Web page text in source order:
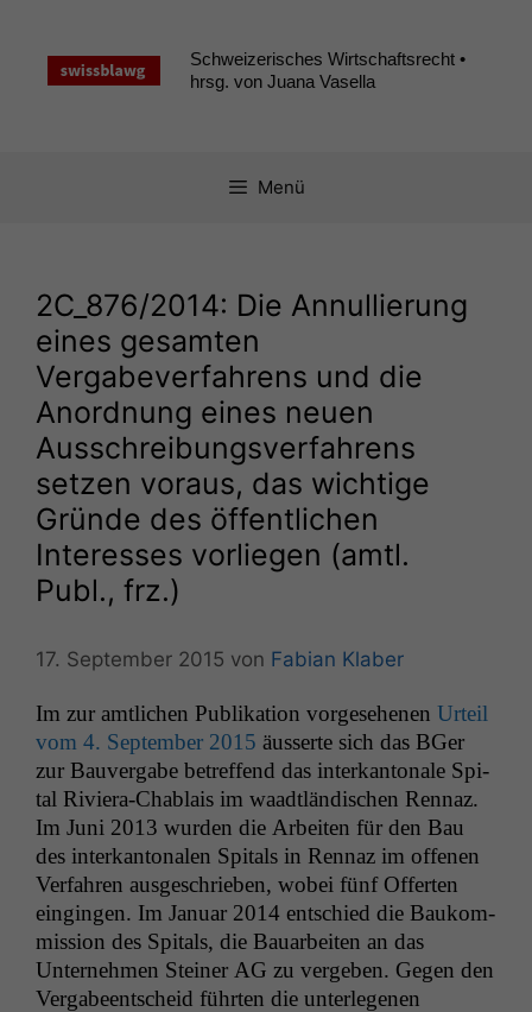
springen
Schweizerisches Wirtschaftsrecht •
hrsg. von Juana Vasella
Menü
2C_876/2014: Die Annullierung
eines gesamten
Vergabeverfahrens und die
Anordnung eines neuen
Ausschreibungsverfahrens
setzen voraus, das wichtige
Gründe des öffentlichen
Interesses vorliegen (amtl.
Publ., frz.)
17. September 2015 von Fabian Klaber
Im zur amtlichen Pub­lika­tion vorge­se­henen Urteil
vom 4. Sep­tem­ber 2015 äusserte sich das BGer
zur Bau­ver­gabe betr­e­f­fend das interkan­tonale Spi­
tal Riv­iera-Chablais im waadtländis­chen Ren­naz.
Im Juni 2013 wur­den die Arbeit­en für den Bau
des interkan­tonalen Spi­tals in Ren­naz im offe­nen
Ver­fahren aus­geschrieben, wobei fünf Offer­ten
eingin­gen. Im Jan­u­ar 2014 entsch­ied die Baukom­
mis­sion des Spi­tals, die Bauar­beit­en an das
Unternehmen Stein­er AG zu vergeben. Gegen den
Ver­gabeentscheid führten die unter­lege­nen